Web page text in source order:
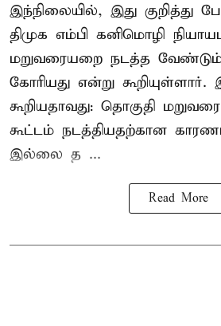
இந்நிலையில், இது குறித்து
திமுக எம்பி கனிமொழி
மறுவரையறை நடத்த
கோரியது என்று கூறியுள்ளார்.
கூறியதாவது: தொகுதி
கூட்டம் நடத்தியதற்கான
இல்லை த ...
Read More